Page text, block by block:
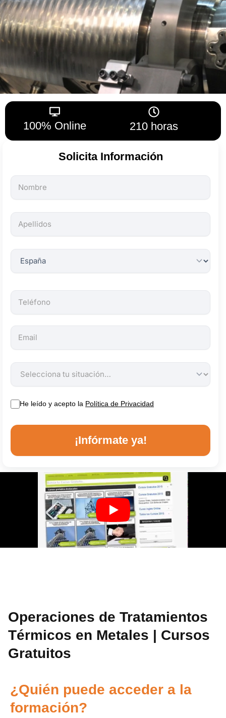
100% Online 210 horas
Solicita Información
Todos
los
son
obligatorios.
He leído y acepto la Política de Privacidad
¡Infórmate ya!
Operaciones de Tratamientos
Térmicos en Metales | Cursos
Gratuitos
¿Quién puede acceder a la
formación?